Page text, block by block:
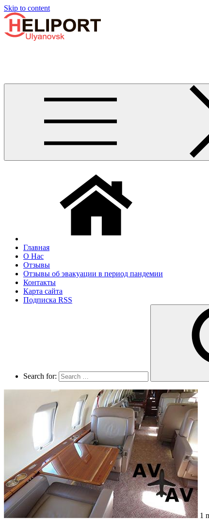
Skip to content
Главная
О Нас
Отзывы
Отзывы об эвакуации в период пандемии
Контакты
Карта сайта
Подписка RSS
Search for:
1